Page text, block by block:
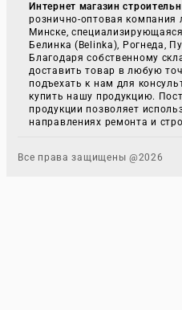
Интернет магазин
рознично-оптовая компания
Минске,
Белинка (Belinka), Рогнеда,
Благодаря собственному
доставить товар в любую
подъехать к нам для
купить нашу продукцию.
продукции позволяет
направлениях ремонта и
Все права защищены @2026